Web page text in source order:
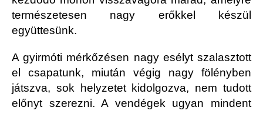
természetesen nagy erőkkel készül
együttesünk.
A gyirmóti mérkőzésen nagy esélyt szalasztott
el csapatunk, miután végig nagy fölényben
játszva, sok helyzetet kidolgozva, nem tudott
előnyt szerezni. A vendégek ugyan mindent